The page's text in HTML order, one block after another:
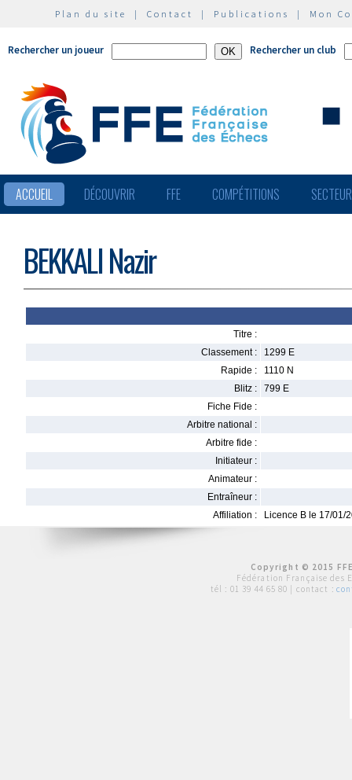
Plan du site | Contact | Publications | Mon
Rechercher un joueur Rechercher un club
ACCUEIL DÉCOUVRIR FFE COMPÉTITIONS
BEKKALI Nazir
Titre :
Classement :
1299 E
Rapide :
1110 N
Blitz :
799 E
Fiche Fide :
Arbitre national :
Arbitre fide :
Initiateur :
Animateur :
Entraîneur :
Affiliation :
Licence B le 17/01/
Copyright © 2015
Fédération Française des
tél : 01 39 44 65 80 | contact :